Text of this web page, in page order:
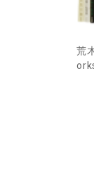
荒